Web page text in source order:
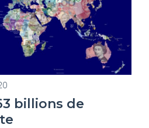
billions de